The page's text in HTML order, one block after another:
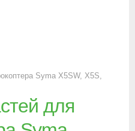
Syma X5SW, X5S,
для